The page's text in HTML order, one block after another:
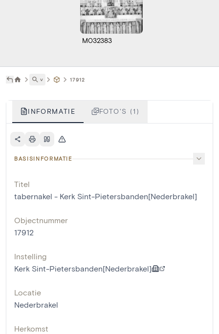
M032383
˅ 17912
INFORMATIE FOTO'S (1)
BASISINFORMATIE
Titel
tabernakel - Kerk Sint-Pietersbanden[Nederbrakel]
Objectnummer
17912
Instelling
Kerk Sint-Pietersbanden[Nederbrakel]
Locatie
Nederbrakel
Herkomst